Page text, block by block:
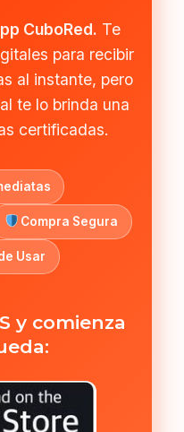
CuboRed. Te
para recibir
al instante, pero
te lo brinda una
certificadas.
Compra Segura
Usar
y comienza